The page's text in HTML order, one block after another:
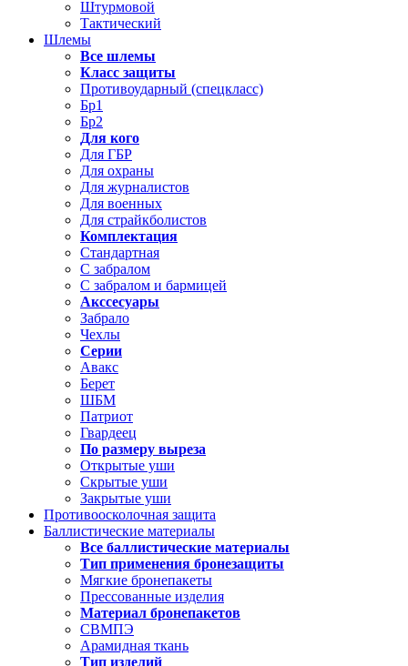
Штурмовой
Тактический
Шлемы
Все шлемы
Класс защиты
Противоударный (спецкласс)
Бр1
Бр2
Для кого
Для ГБР
Для охраны
Для журналистов
Для военных
Для страйкболистов
Комплектация
Стандартная
С забралом
С забралом и бармицей
Акссесуары
Забрало
Чехлы
Серии
Авакс
Берет
ШБМ
Патриот
Гвардеец
По размеру выреза
Открытые уши
Скрытые уши
Закрытые уши
Противоосколочная защита
Баллистические материалы
Все баллистические материалы
Тип применения бронезащиты
Мягкие бронепакеты
Прессованные изделия
Материал бронепакетов
СВМПЭ
Арамидная ткань
Тип изделий